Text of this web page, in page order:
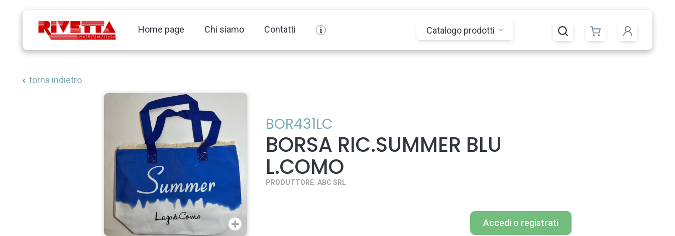
Home page Chi siamo Contatti Catalogo prodotti
torna indietro
BOR431LC
BORSA RIC.SUMMER BLU
L.COMO
PRODUTTORE: ABC SRL
Accedi o registrati